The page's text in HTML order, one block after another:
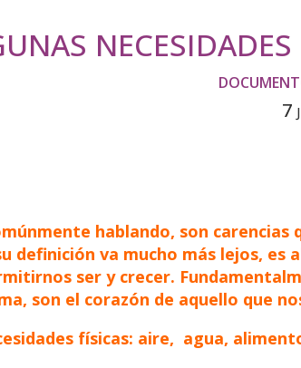
7
hablando, son
definición va mucho más lejos,
ser y crecer.
son el corazón de aquello que
físicas: aire, agua,